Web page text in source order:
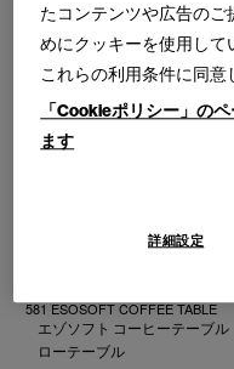
564 SENGU COFFEE TABLE
セングウ コーヒーテーブル ロ
ーテーブル
Cassina | Contemporary Collection
581 ESOSOFT COFFEE TABLE
エゾソフト コーヒーテーブル
ローテーブル
たコンテンツや広告の
めにクッキーを使用して
これらの利用条件に同意
「Cookieポリシー」の
ます
詳細設定